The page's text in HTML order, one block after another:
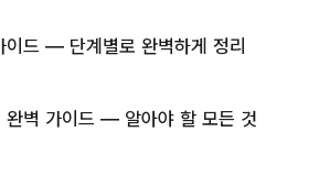
이드 — 단계별로 완벽하게 정리
완벽 가이드 — 알아야 할 모든 것